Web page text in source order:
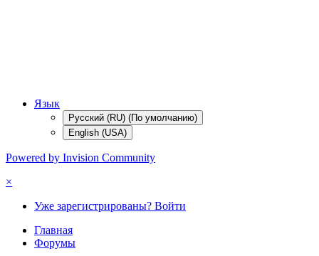
Язык
Русский (RU) (По умолчанию)
English (USA)
Powered by Invision Community
×
Уже зарегистрированы? Войти
Главная
Форумы